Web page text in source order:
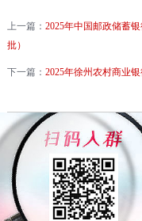
上一篇： 2025年中国邮政储蓄
批）
下一篇： 2025年徐州农村商业